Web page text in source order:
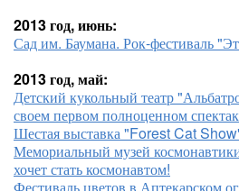
2013 год, июнь:
Сад им. Баумана. Рок-фестиваль
2013 год, май:
Детский кукольный театр
своем первом полноценном
Шестая выставка "Forest Cat
Мемориальный музей
хочет стать космонавтом!